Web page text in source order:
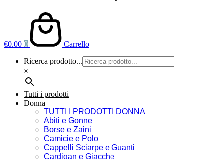
€0.00 0 Carrello
Ricerca prodotto...
×
Tutti i prodotti
Donna
TUTTI I PRODOTTI DONNA
Abiti e Gonne
Borse e Zaini
Camicie e Polo
Cappelli Sciarpe e Guanti
Cardigan e Giacche